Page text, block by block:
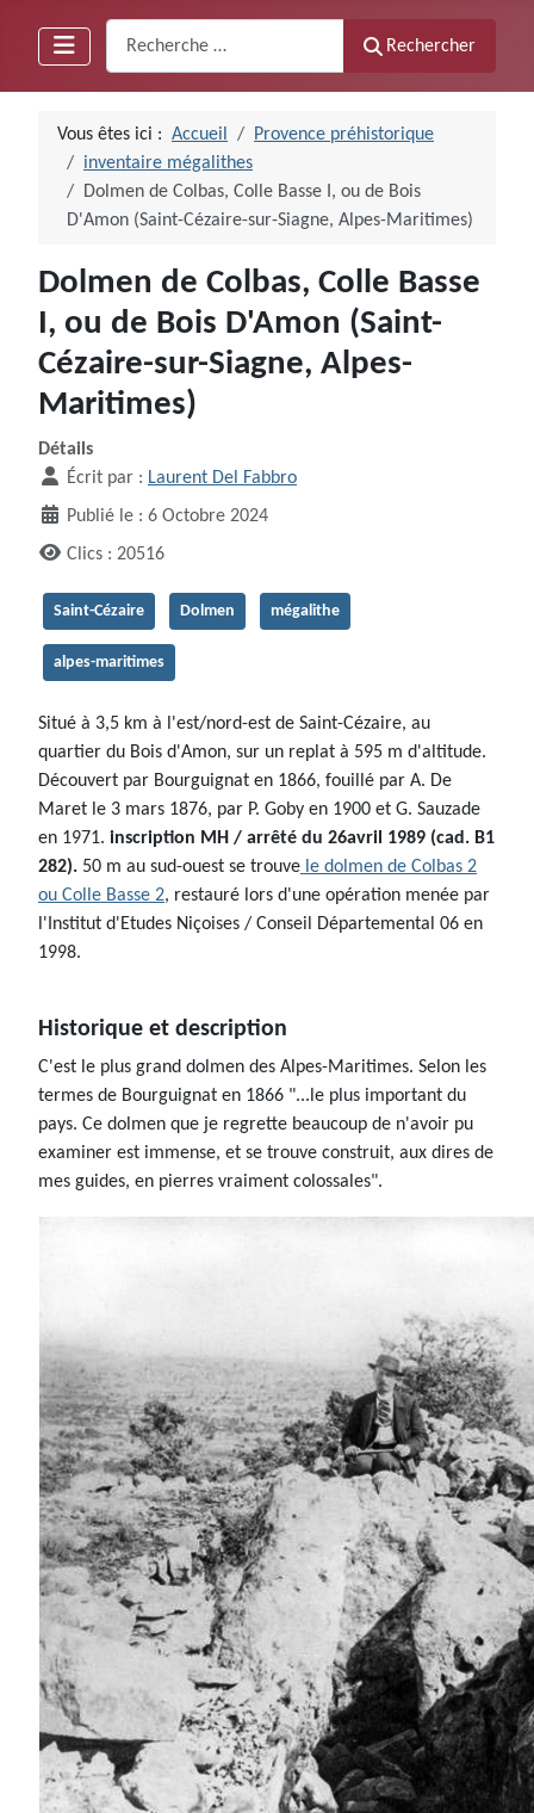
Rechercher
Vous êtes ici : Accueil
Provence préhistorique
inventaire mégalithes
Dolmen de Colbas, Colle Basse I, ou de Bois
D'Amon (Saint-Cézaire-sur-Siagne, Alpes-Maritimes)
Dolmen de Colbas, Colle Basse
I, ou de Bois D'Amon (Saint-
Cézaire-sur-Siagne, Alpes-
Maritimes)
Détails
Écrit par : Laurent Del Fabbro
Publié le : 6 Octobre 2024
Clics : 20516
Saint-Cézaire Dolmen mégalithe
alpes-maritimes
Situé à 3,5 km à l'est/nord-est de Saint-Cézaire, au
quartier du Bois d'Amon, sur un replat à 595 m d'altitude.
Découvert par Bourguignat en 1866, fouillé par A. De
Maret le 3 mars 1876, par P. Goby en 1900 et G. Sauzade
en 1971. inscription MH / arrêté du 26avril 1989 (cad. B1
282). 50 m au sud-ouest se trouve le dolmen de Colbas 2
ou Colle Basse 2, restauré lors d'une opération menée par
l'Institut d'Etudes Niçoises / Conseil Départemental 06 en
1998.
Historique et description
C'est le plus grand dolmen des Alpes-Maritimes. Selon les
termes de Bourguignat en 1866 "...le plus important du
pays. Ce dolmen que je regrette beaucoup de n'avoir pu
examiner est immense, et se trouve construit, aux dires de
mes guides, en pierres vraiment colossales".